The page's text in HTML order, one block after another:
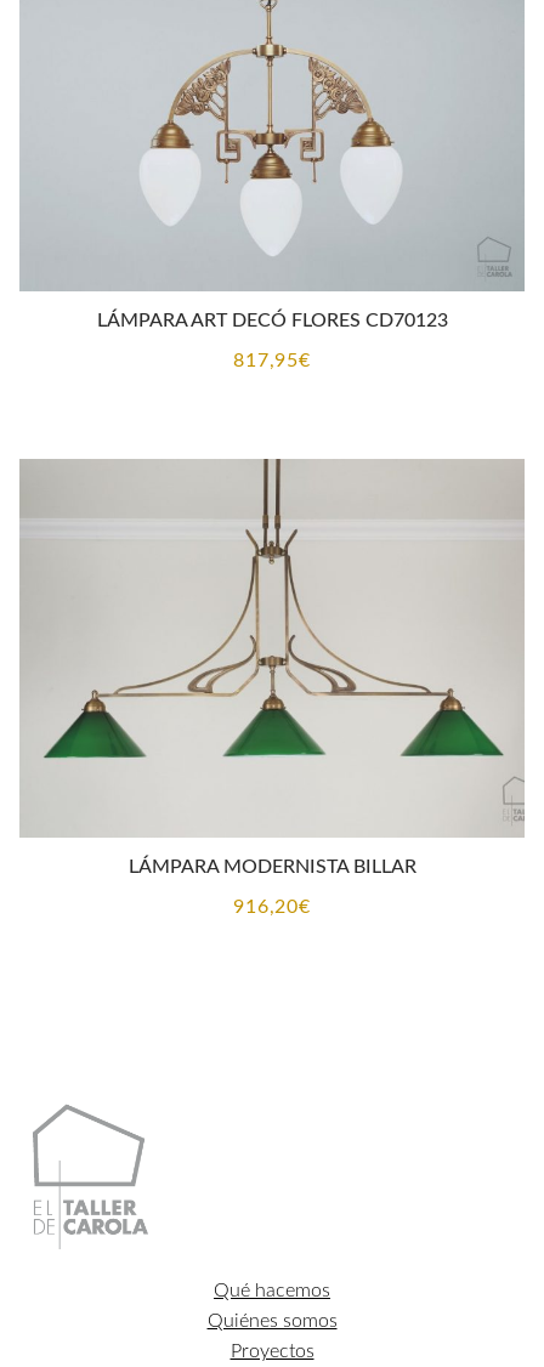
LÁMPARA ART DECÓ FLORES CD70123
817,95€
LÁMPARA MODERNISTA BILLAR
916,20€
Qué hacemos
Quiénes somos
Proyectos